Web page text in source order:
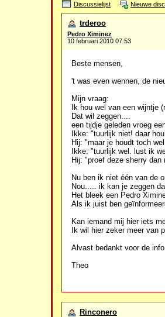
Discussielijst Nieuwe
trderoo
Pedro Ximinez
10 februari 2010 07:53
Beste mensen,
't was even wennen, de
Mijn vraag:
Ik hou wel van een
Dat wil zeggen....
een tijdje geleden vroeg
Ikke: "tuurlijk niet! daar
Hij: "maar je houdt toch
Ikke: "tuurlijk wel. lust ik
Hij: "proef deze sherry dan
Nu ben ik niet één van de
Nou..... ik kan je zeggen
Het bleek een Pedro
Als ik juist ben
Kan iemand mij hier iets
Ik wil hier zeker meer van
Alvast bedankt voor de
Theo
Rinconero